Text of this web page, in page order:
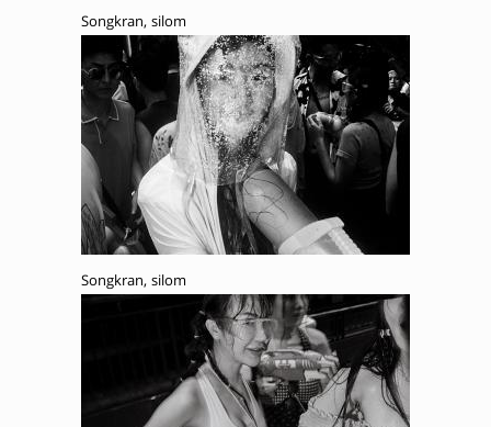
Songkran, silom
Songkran, silom